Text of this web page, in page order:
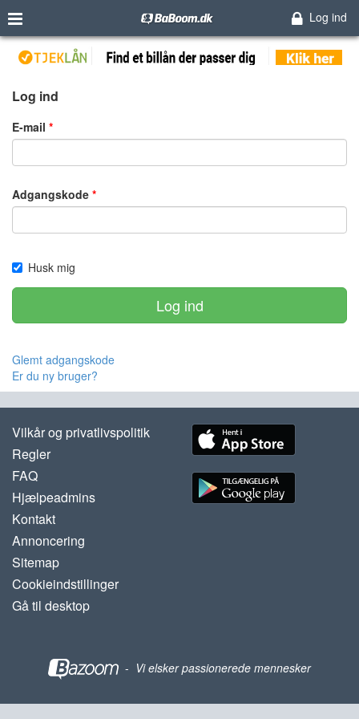
Log ind
Log ind
E-mail
Adgangskode
Husk mig
Log ind
Glemt adgangskode
Er du ny bruger?
Vilkår og privatlivspolitik
Regler
FAQ
Hjælpeadmins
Kontakt
Annoncering
Sitemap
Cookieindstillinger
Gå til desktop
- Vi elsker passionerede mennesker